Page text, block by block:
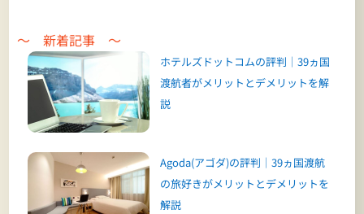
～ 新着記事 ～
ホテルズドットコムの評判｜39ヵ国
渡航者がメリットとデメリットを解
説
Agoda(アゴダ)の評判｜39ヵ国渡航
の旅好きがメリットとデメリットを
解説